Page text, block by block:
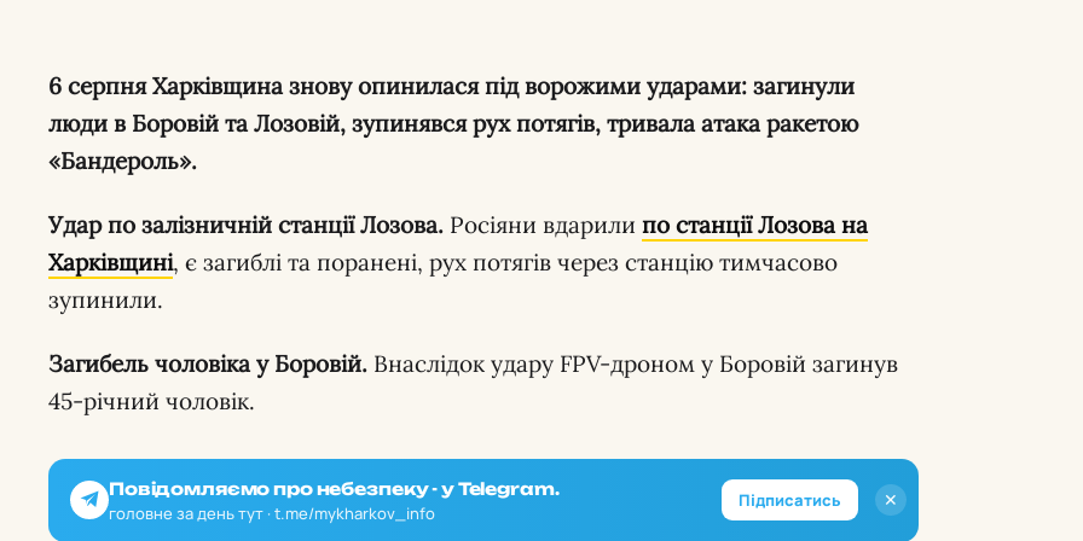
6 серпня Харківщина знову опинилася під ворожими ударами: загинули
люди в Боровій та Лозовій, зупинявся рух потягів, тривала атака ракетою
«Бандероль».
Удар по залізничній станції Лозова. Росіяни вдарили по станції Лозова на
Харківщині, є загиблі та поранені, рух потягів через станцію тимчасово
зупинили.
Загибель чоловіка у Боровій. Внаслідок удару FPV-дроном у Боровій загинув
45-річний чоловік.
✕
Повідомляємо про небезпеку - у Telegram.
головне за день тут · t.me/mykharkov_info
Підписатись